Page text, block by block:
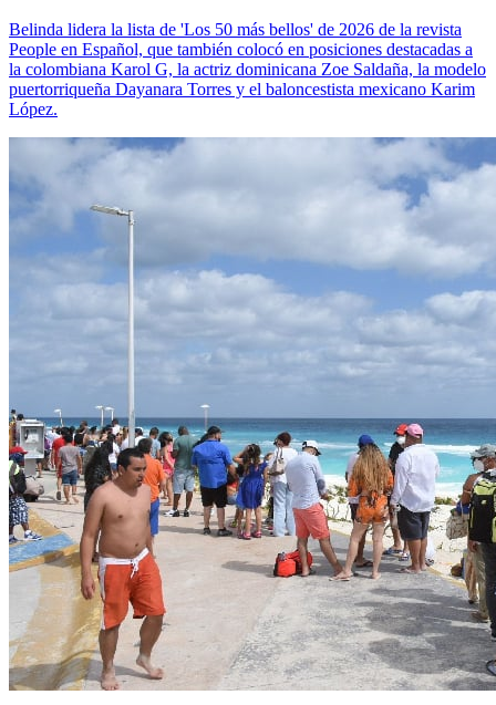
Belinda lidera la lista de 'Los 50 más bellos' de 2026 de la revista
People en Español, que también colocó en posiciones destacadas a
la colombiana Karol G, la actriz dominicana Zoe Saldaña, la modelo
puertorriqueña Dayanara Torres y el baloncestista mexicano Karim
López.